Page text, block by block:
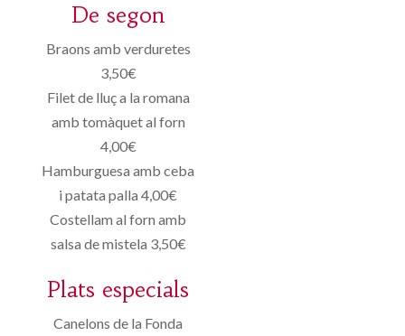
De segon
Braons amb verduretes
3,50€
Filet de lluç a la romana
amb tomàquet al forn
4,00€
Hamburguesa amb ceba
i patata palla 4,00€
Costellam al forn amb
salsa de mistela 3,50€
Plats especials
Canelons de la Fonda